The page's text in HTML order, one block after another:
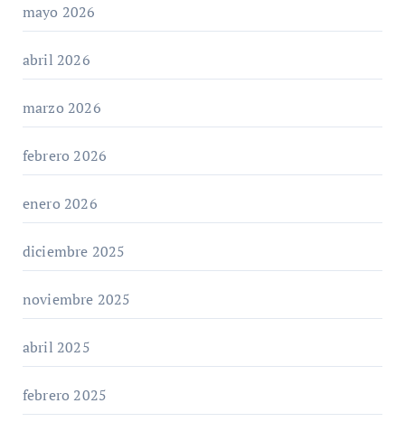
mayo 2026
abril 2026
marzo 2026
febrero 2026
enero 2026
diciembre 2025
noviembre 2025
abril 2025
febrero 2025